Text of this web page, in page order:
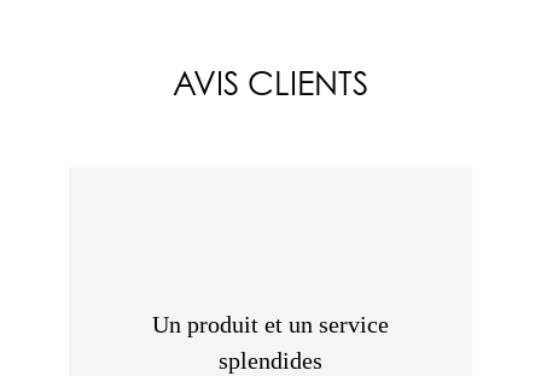
AVIS CLIENTS
Un produit et un service
splendides